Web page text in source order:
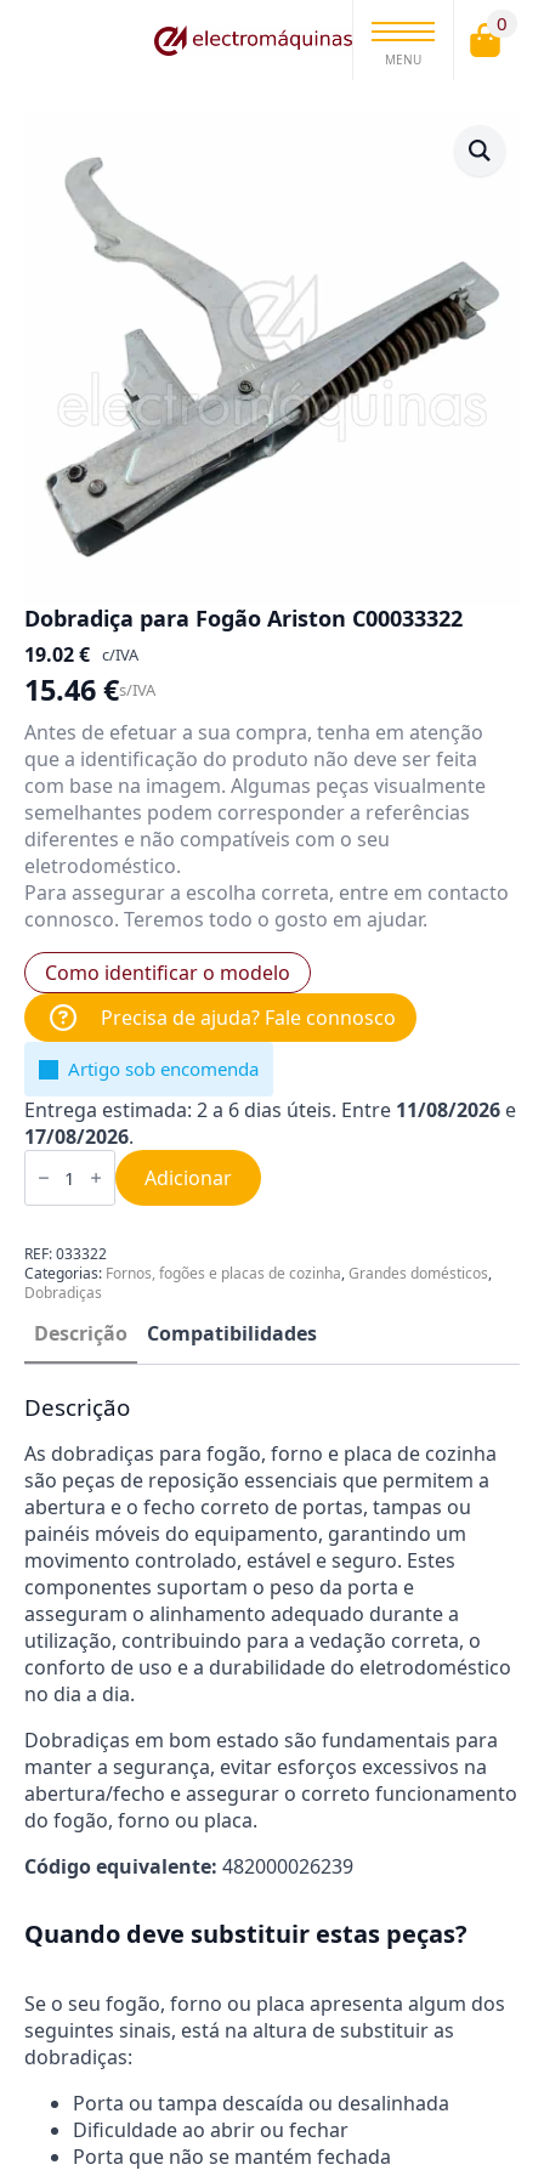
MENU
0
Dobradiça para Fogão Ariston C00033322
19.02€ c/IVA
15.46€s/IVA
Antes de efetuar a sua compra, tenha em atenção
que a identificação do produto não deve ser feita
com base na imagem. Algumas peças visualmente
semelhantes podem corresponder a referências
diferentes e não compatíveis com o seu
eletrodoméstico.
Para assegurar a escolha correta, entre em contacto
connosco. Teremos todo o gosto em ajudar.
Como identificar o modelo
Precisa de ajuda? Fale connosco
Artigo sob encomenda
Entrega estimada: 2 a 6 dias úteis. Entre 11/08/2026 e
17/08/2026.
Quantidade
de
para
Ariston
C00033322
Adicionar
REF:033322
Categorias: Fornos, fogões e placas de cozinha,Grandes domésticos,
Dobradiças
Descrição Compatibilidades
Descrição
As dobradiças para fogão, forno e placa de cozinha
são peças de reposição essenciais que permitem a
abertura e o fecho correto de portas, tampas ou
painéis móveis do equipamento, garantindo um
movimento controlado, estável e seguro. Estes
componentes suportam o peso da porta e
asseguram o alinhamento adequado durante a
utilização, contribuindo para a vedação correta, o
conforto de uso e a durabilidade do eletrodoméstico
no dia a dia.
Dobradiças em bom estado são fundamentais para
manter a segurança, evitar esforços excessivos na
abertura/fecho e assegurar o correto funcionamento
do fogão, forno ou placa.
Código equivalente: 482000026239
Quando deve substituir estas peças?
Se o seu fogão, forno ou placa apresenta algum dos
seguintes sinais, está na altura de substituir as
dobradiças:
Porta ou tampa descaída ou desalinhada
Dificuldade ao abrir ou fechar
Porta que não se mantém fechada